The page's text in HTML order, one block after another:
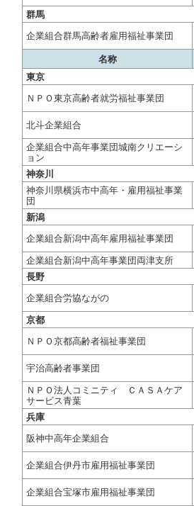
群馬
企業組合群馬高齢者雇用福祉事業団
名称
東京
ＮＰＯ東京高齢者就労福祉事業団
北斗企業組合
企業組合中高年事業団城南クリエーシ
ョン
神奈川
神奈川県横浜市中高年・雇用福祉事業
団
新潟
企業組合新潟中高年雇用福祉事業団
企業組合新潟中高年事業団両津支所
長野
企業組合労協ながの
京都
ＮＰＯ京都高齢者福祉事業団
宇治高齢者事業団
ＮＰＯ法人コミニティ ＣＡＳＡケア
サービス青葉
兵庫
阪神中高年企業組合
企業組合伊丹市雇用福祉事業団
企業組合宝塚市雇用福祉事業団